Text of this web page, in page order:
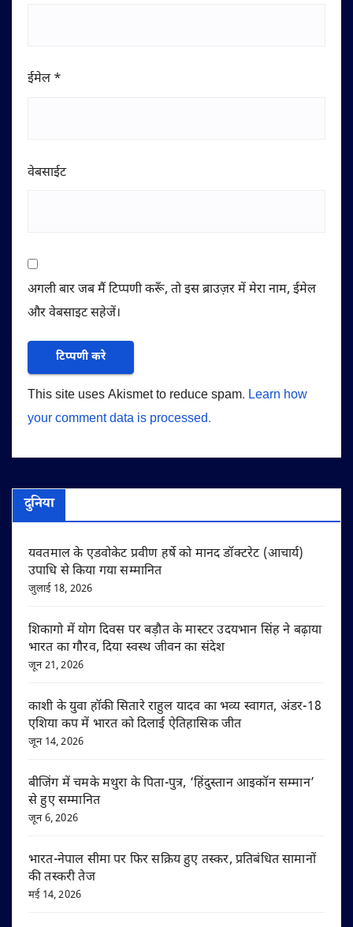
ईमेल *
वेबसाईट
अगली बार जब मैं टिप्पणी करूँ, तो इस ब्राउज़र में मेरा नाम, ईमेल
और वेबसाइट सहेजें।
This site uses Akismet to reduce spam. Learn how
your comment data is processed.
दुनिया
यवतमाल के एडवोकेट प्रवीण हर्षे को मानद डॉक्टरेट (आचार्य)
उपाधि से किया गया सम्मानित
जुलाई 18, 2026
शिकागो में योग दिवस पर बड़ौत के मास्टर उदयभान सिंह ने बढ़ाया
भारत का गौरव, दिया स्वस्थ जीवन का संदेश
जून 21, 2026
काशी के युवा हॉकी सितारे राहुल यादव का भव्य स्वागत, अंडर-18
एशिया कप में भारत को दिलाई ऐतिहासिक जीत
जून 14, 2026
बीजिंग में चमके मथुरा के पिता-पुत्र, ‘हिंदुस्तान आइकॉन सम्मान’
से हुए सम्मानित
जून 6, 2026
भारत-नेपाल सीमा पर फिर सक्रिय हुए तस्कर, प्रतिबंधित सामानों
की तस्करी तेज
मई 14, 2026